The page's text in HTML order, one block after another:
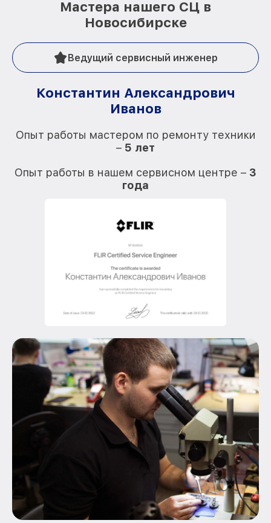
Мастера нашего СЦ в
Новосибирске
Ведущий сервисный инженер
Константин Александрович
Иванов
Опыт работы мастером по ремонту техники
– 5 лет
Опыт работы в нашем сервисном центре – 3
года